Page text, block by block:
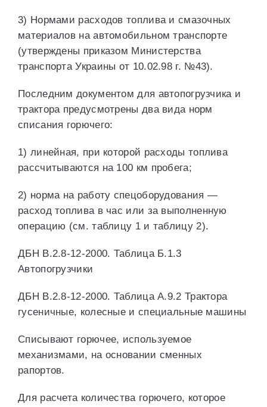
3) Нормами расходов топлива и смазочных
материалов на автомобильном транспорте
(утверждены приказом Министерства
транспорта Украины от 10.02.98 г. №43).
Последним документом для автопогрузчика и
трактора предусмотрены два вида норм
списания горючего:
1) линейная, при которой расходы топлива
рассчитываются на 100 км пробега;
2) норма на работу спецоборудования —
расход топлива в час или за выполненную
операцию (см. таблицу 1 и таблицу 2).
ДБН В.2.8-12-2000. Таблица Б.1.3
Автопогрузчики
ДБН В.2.8-12-2000. Таблица А.9.2 Трактора
гусеничные, колесные и специальные машины
Списывают горючее, используемое
механизмами, на основании сменных
рапортов.
Для расчета количества горючего, которое